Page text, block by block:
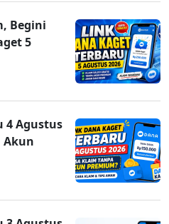
Begini
5
4 Agustus
Akun